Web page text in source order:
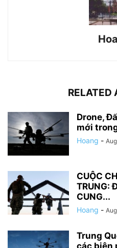
RELATED
Drone,
mới
Hoang -
CUỘC
TRUNG:
CUNG...
Hoang -
Trung
các biện